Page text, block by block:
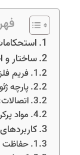
ساختار
فریم
پارچه
مواد
حفاظت